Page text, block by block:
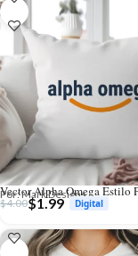
Por: Mark Designs
$4.00$1.99